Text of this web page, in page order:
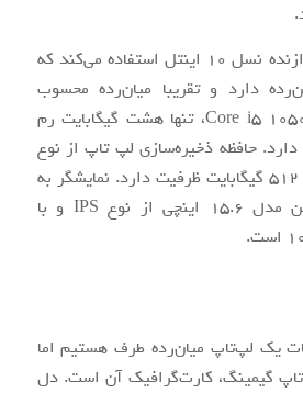
این لپ تاپ دل از پردازنده نسل 10 اینتل استفاده می‌کند که
دارد و تقریبا میان‌رده محسوب
می‌شود. پردازنده Core i5 10500H، تنها هشت گیگابایت رم
دارد. حافظه ذخیره‌سازی لپ تاپ از نوع
پر سرعت SSD است و 512 گیگابایت ظرفیت دارد. نمایشگر به
کار گرفته شده در این مدل 15.6 اینچی از نوع IPS و با
یک لپ‌تاپ میان‌رده طرف هستیم اما
گیمینگ، کارت‌گرافیک آن است. دل